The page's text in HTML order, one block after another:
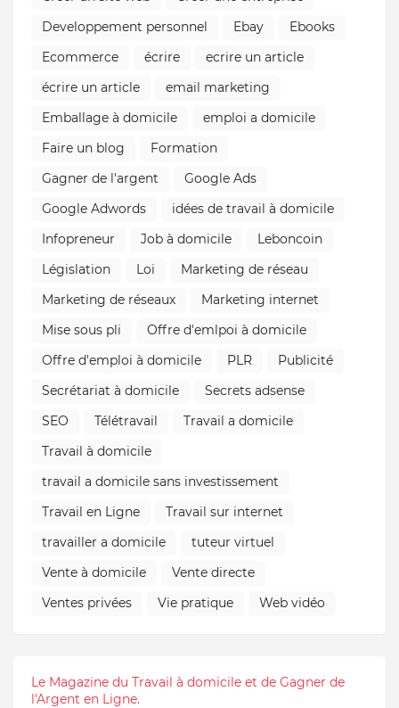
Developpement personnel
Ebay
Ebooks
Ecommerce
écrire
ecrire un article
écrire un article
email marketing
Emballage à domicile
emploi a domicile
Faire un blog
Formation
Gagner de l'argent
Google Ads
Google Adwords
idées de travail à domicile
Infopreneur
Job à domicile
Leboncoin
Législation
Loi
Marketing de réseau
Marketing de réseaux
Marketing internet
Mise sous pli
Offre d'emlpoi à domicile
Offre d'emploi à domicile
PLR
Publicité
Secrétariat à domicile
Secrets adsense
SEO
Télétravail
Travail a domicile
Travail à domicile
travail a domicile sans investissement
Travail en Ligne
Travail sur internet
travailler a domicile
tuteur virtuel
Vente à domicile
Vente directe
Ventes privées
Vie pratique Web vidéo
Le Magazine du Travail à domicile et de Gagner de
l'Argent en Ligne.